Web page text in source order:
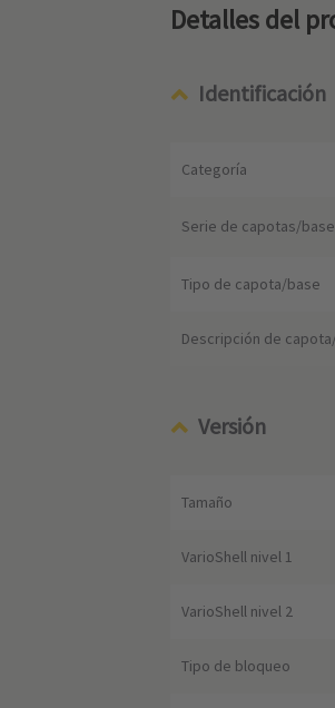
Detalles del
Identificación
Categoría
Serie de capotas/
Tipo de capota/base
Descripción de
Versión
Tamaño
VarioShell nivel 1
VarioShell nivel 2
Tipo de bloqueo